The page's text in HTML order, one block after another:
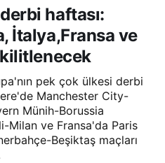
İtalya,Fransa ve Türkiye
derbilere kilitlenecek
haftası:
İtalya,Fransa ve
pek çok ülkesi derbi
Manchester City-
Münih-Borussia
Milan ve Fransa'da Paris
Beşiktaş maçları